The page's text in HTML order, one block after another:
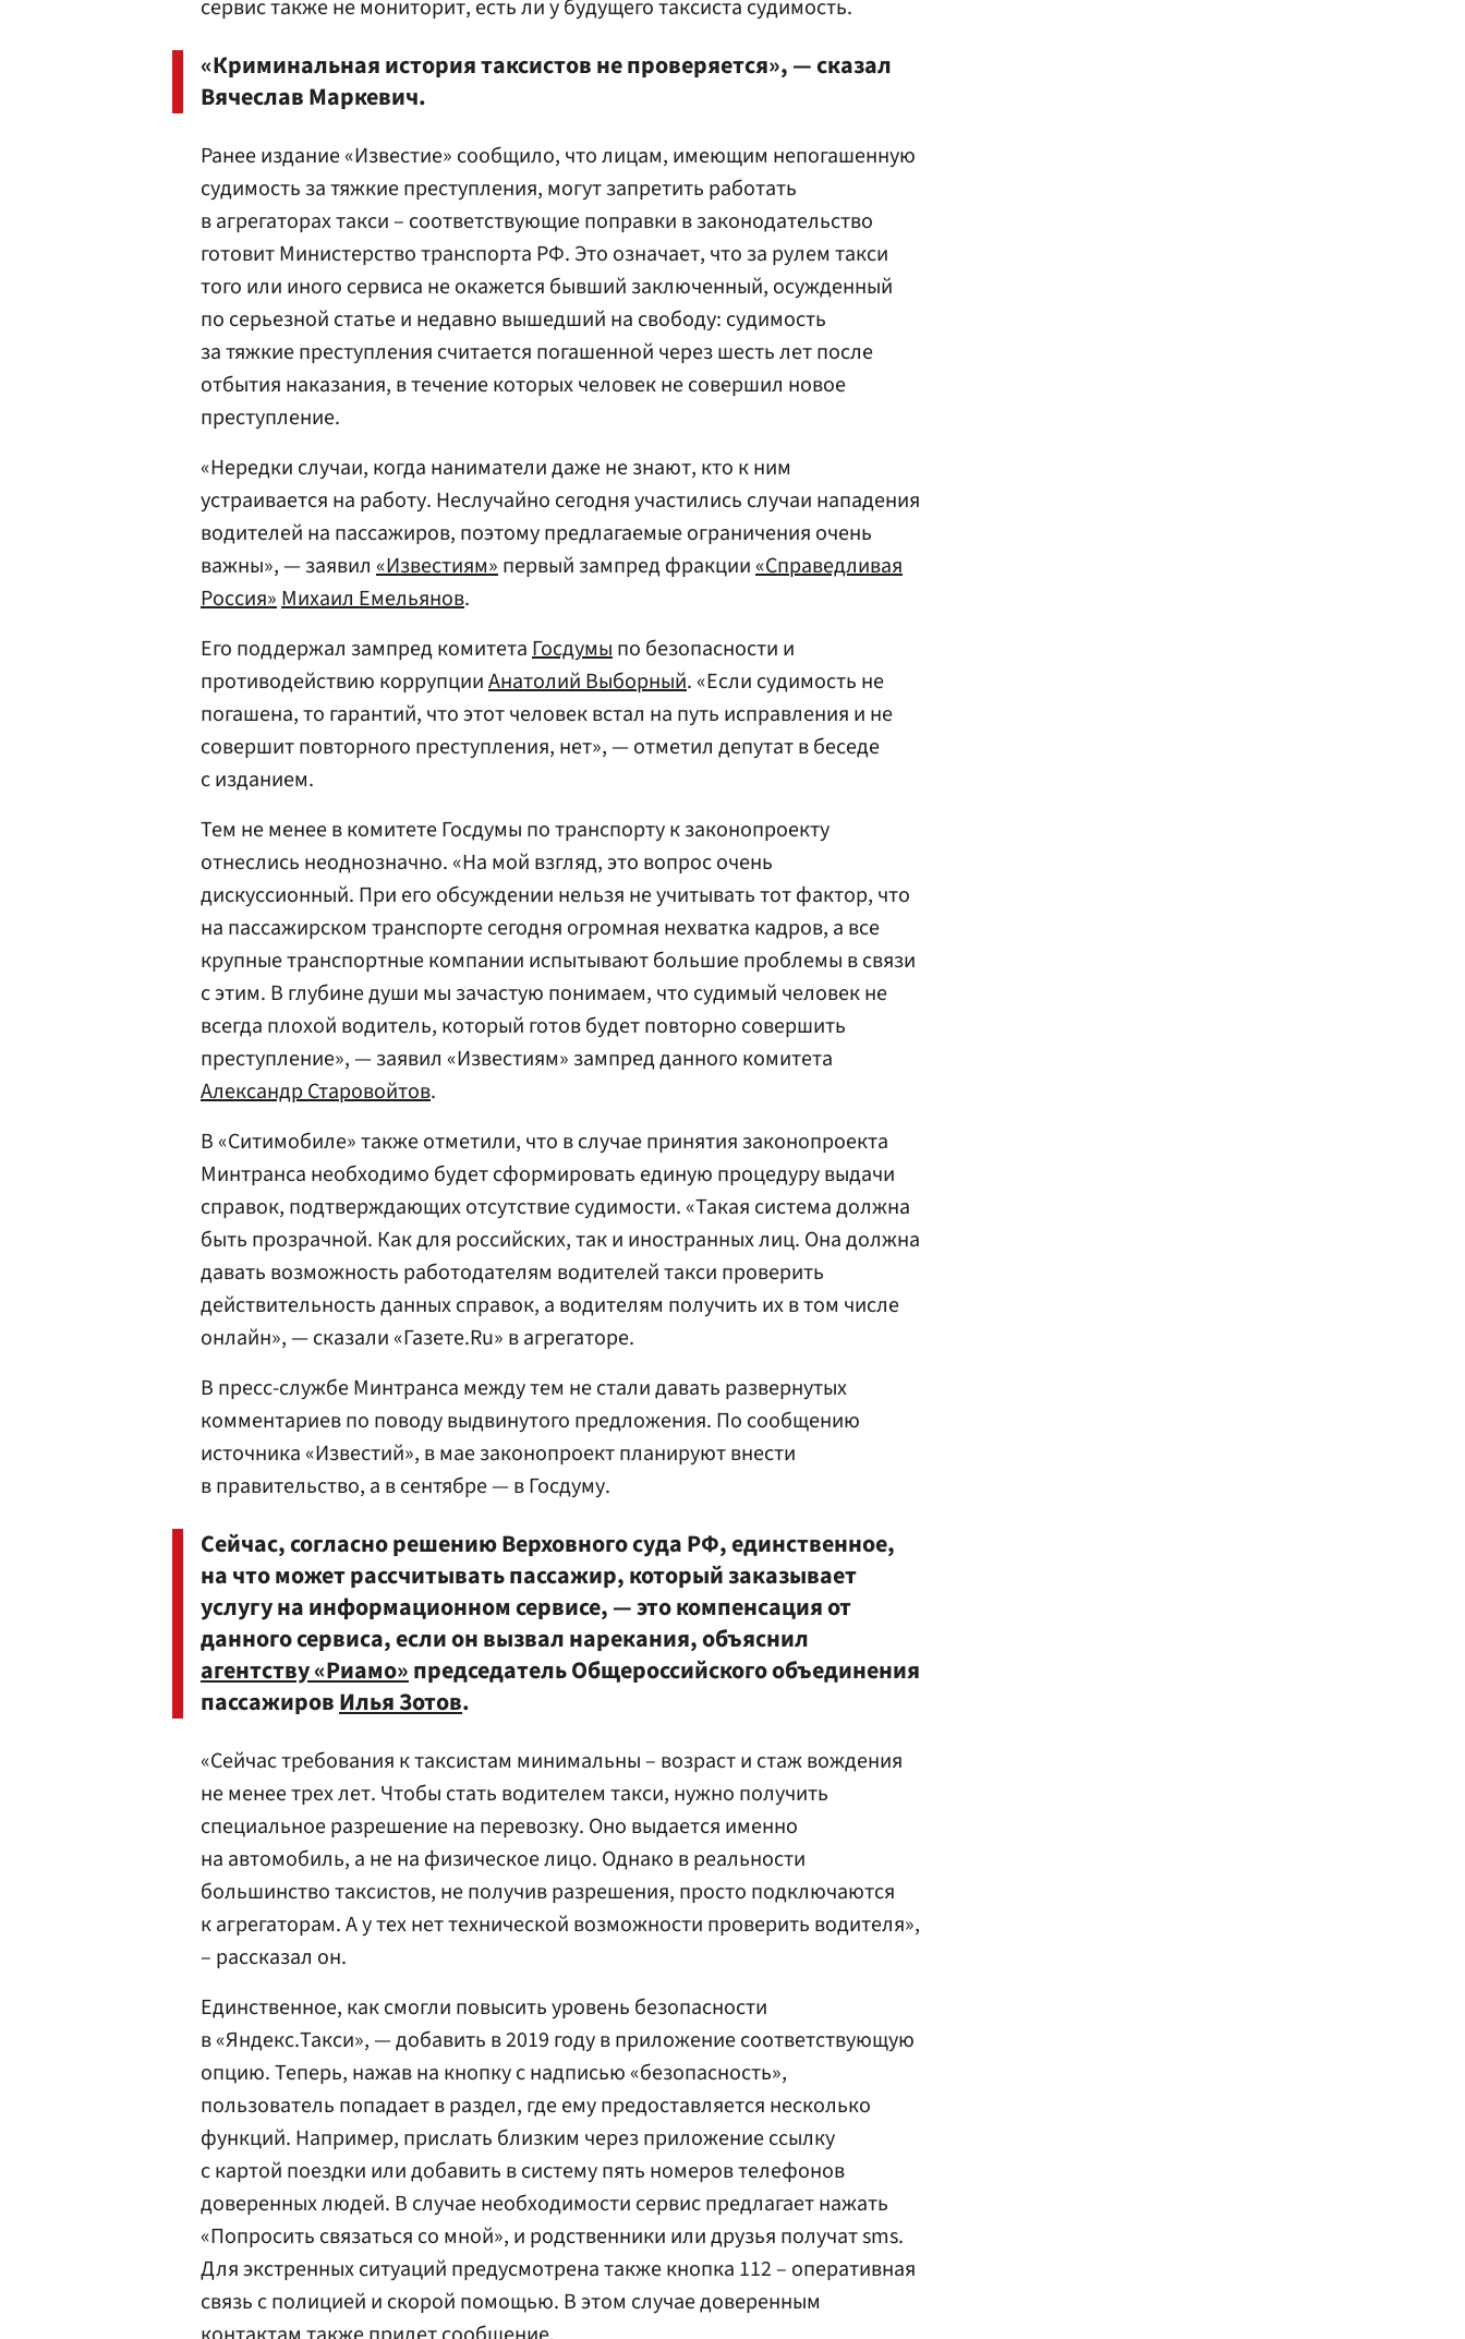
сервис также не мониторит, есть ли у будущего таксиста судимость.
«Криминальная история таксистов не проверяется», — сказал
Вячеслав Маркевич.
Ранее издание «Известие» сообщило, что лицам, имеющим непогашенную
судимость за тяжкие преступления, могут запретить работать
в агрегаторах такси – соответствующие поправки в законодательство
готовит Министерство транспорта РФ. Это означает, что за рулем такси
того или иного сервиса не окажется бывший заключенный, осужденный
по серьезной статье и недавно вышедший на свободу: судимость
за тяжкие преступления считается погашенной через шесть лет после
отбытия наказания, в течение которых человек не совершил новое
преступление.
«Нередки случаи, когда наниматели даже не знают, кто к ним
устраивается на работу. Неслучайно сегодня участились случаи нападения
водителей на пассажиров, поэтому предлагаемые ограничения очень
важны», — заявил «Известиям»первый зампред фракции«Справедливая
Россия»Михаил Емельянов.
Его поддержал зампред комитетаГосдумыпо безопасности и
противодействию коррупцииАнатолий Выборный. «Если судимость не
погашена, то гарантий, что этот человек встал на путь исправления и не
совершит повторного преступления, нет», — отметил депутат в беседе
с изданием.
Тем не менее в комитете Госдумы по транспорту к законопроекту
отнеслись неоднозначно. «На мой взгляд, это вопрос очень
дискуссионный. При его обсуждении нельзя не учитывать тот фактор, что
на пассажирском транспорте сегодня огромная нехватка кадров, а все
крупные транспортные компании испытывают большие проблемы в связи
с этим. В глубине души мы зачастую понимаем, что судимый человек не
всегда плохой водитель, который готов будет повторно совершить
преступление», — заявил «Известиям» зампред данного комитета
Александр Старовойтов.
В «Ситимобиле» также отметили, что в случае принятия законопроекта
Минтранса необходимо будет сформировать единую процедуру выдачи
справок, подтверждающих отсутствие судимости. «Такая система должна
быть прозрачной. Как для российских, так и иностранных лиц. Она должна
давать возможность работодателям водителей такси проверить
действительность данных справок, а водителям получить их в том числе
онлайн», — сказали «Газете.Ru» в агрегаторе.
В пресс-службе Минтранса между тем не стали давать развернутых
комментариев по поводу выдвинутого предложения. По сообщению
источника «Известий», в мае законопроект планируют внести
в правительство, а в сентябре — в Госдуму.
Сейчас, согласно решению Верховного суда РФ, единственное,
на что может рассчитывать пассажир, который заказывает
услугу на информационном сервисе, — это компенсация от
данного сервиса, если он вызвал нарекания, объяснил
агентству «Риамо»председатель Общероссийского объединения
пассажировИлья Зотов.
«Сейчас требования к таксистам минимальны – возраст и стаж вождения
не менее трех лет. Чтобы стать водителем такси, нужно получить
специальное разрешение на перевозку. Оно выдается именно
на автомобиль, а не на физическое лицо. Однако в реальности
большинство таксистов, не получив разрешения, просто подключаются
к агрегаторам. А у тех нет технической возможности проверить водителя»,
– рассказал он.
Единственное, как смогли повысить уровень безопасности
в «Яндекс.Такси», — добавить в 2019 году в приложение соответствующую
опцию. Теперь, нажав на кнопку с надписью «безопасность»,
пользователь попадает в раздел, где ему предоставляется несколько
функций. Например, прислать близким через приложение ссылку
с картой поездки или добавить в систему пять номеров телефонов
доверенных людей. В случае необходимости сервис предлагает нажать
«Попросить связаться со мной», и родственники или друзья получат sms.
Для экстренных ситуаций предусмотрена также кнопка 112 – оперативная
связь с полицией и скорой помощью. В этом случае доверенным